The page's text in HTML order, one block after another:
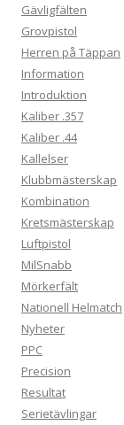
Gävligfälten
Grovpistol
Herren på Täppan
Information
Introduktion
Kaliber .357
Kaliber .44
Kallelser
Klubbmästerskap
Kombination
Kretsmästerskap
Luftpistol
MilSnabb
Mörkerfält
Nationell Helmatch
Nyheter
PPC
Precision
Resultat
Serietävlingar